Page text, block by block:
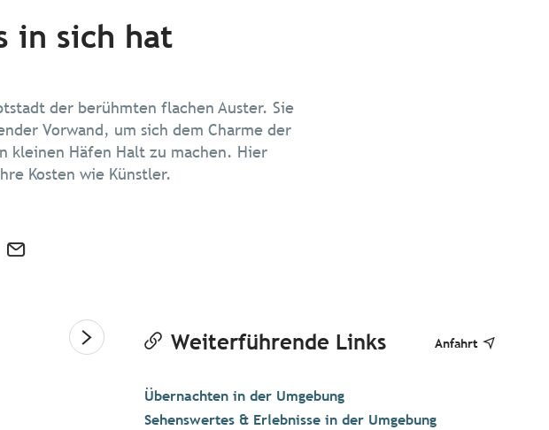
Anfahrt
in sich hat
der berühmten flachen Auster. Sie
Vorwand, um sich dem Charme der
kleinen Häfen Halt zu machen. Hier
Kosten wie Künstler.
Weiterführende Links
Übernachten in der Umgebung
Sehenswertes & Erlebnisse in der Umgebung